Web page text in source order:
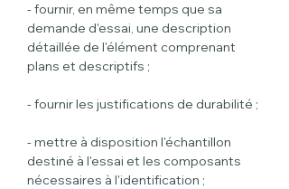
- fournir, en même temps que sa
demande d'essai, une description
détaillée de l'élément comprenant
plans et descriptifs ;
- fournir les justifications de durabilité ;
- mettre à disposition l'échantillon
destiné à l'essai et les composants
nécessaires à l'identification ;